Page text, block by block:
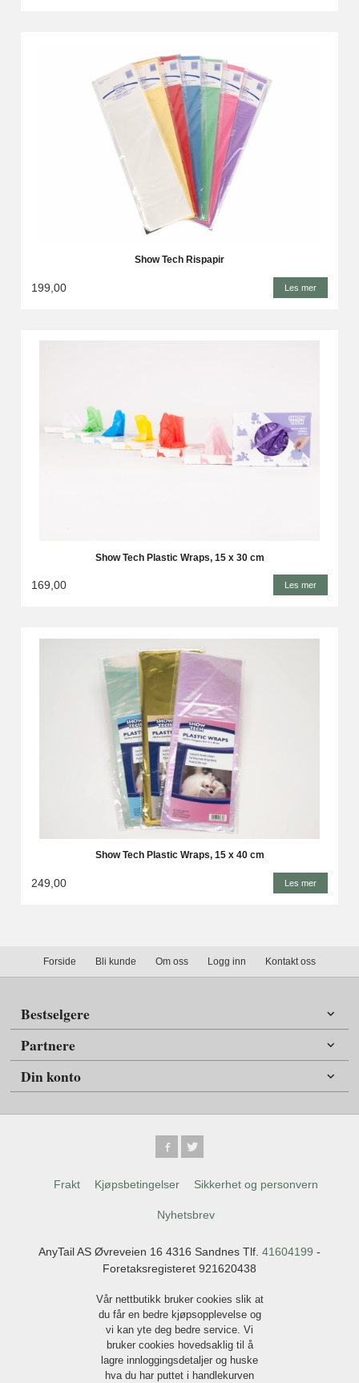
Show Tech Rispapir
199,00 Les mer
Show Tech Plastic Wraps, 15 x 30 cm
169,00 Les mer
Show Tech Plastic Wraps, 15 x 40 cm
249,00 Les mer
Forside Bli kunde Om oss Logg inn Kontakt oss
Bestselgere
Partnere
Din konto
Frakt Kjøpsbetingelser Sikkerhet og personvern
Nyhetsbrev
AnyTail AS Øvreveien 16 4316 Sandnes Tlf. 41604199 -
Foretaksregisteret 921620438
Vår nettbutikk bruker cookies slik at
du får en bedre kjøpsopplevelse og
vi kan yte deg bedre service. Vi
bruker cookies hovedsaklig til å
lagre innloggingsdetaljer og huske
hva du har puttet i handlekurven